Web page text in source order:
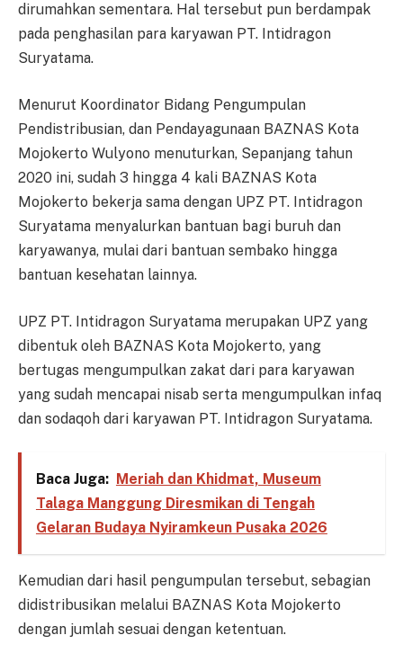
dirumahkan sementara. Hal tersebut pun berdampak
pada penghasilan para karyawan PT. Intidragon
Suryatama.
Menurut Koordinator Bidang Pengumpulan
Pendistribusian, dan Pendayagunaan BAZNAS Kota
Mojokerto Wulyono menuturkan, Sepanjang tahun
2020 ini, sudah 3 hingga 4 kali BAZNAS Kota
Mojokerto bekerja sama dengan UPZ PT. Intidragon
Suryatama menyalurkan bantuan bagi buruh dan
karyawanya, mulai dari bantuan sembako hingga
bantuan kesehatan lainnya.
UPZ PT. Intidragon Suryatama merupakan UPZ yang
dibentuk oleh BAZNAS Kota Mojokerto, yang
bertugas mengumpulkan zakat dari para karyawan
yang sudah mencapai nisab serta mengumpulkan infaq
dan sodaqoh dari karyawan PT. Intidragon Suryatama.
Baca Juga: Meriah dan Khidmat, Museum
Talaga Manggung Diresmikan di Tengah
Gelaran Budaya Nyiramkeun Pusaka 2026
Kemudian dari hasil pengumpulan tersebut, sebagian
didistribusikan melalui BAZNAS Kota Mojokerto
dengan jumlah sesuai dengan ketentuan.